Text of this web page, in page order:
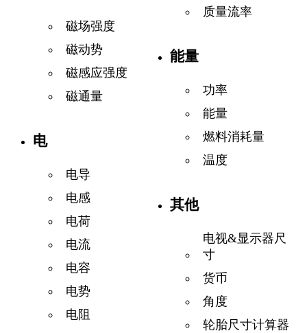
磁场强度
磁动势
磁感应强度
磁通量
电
电导
电感
电荷
电流
电容
电势
电阻
质量流率
能量
功率
能量
燃料消耗量
温度
其他
电视&显示器尺
寸
货币
角度
轮胎尺寸计算器